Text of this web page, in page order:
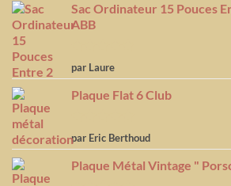
Sac Ordinateur 15 Pouces
ABB
Note5sur
5
par Laure
Plaque Flat 6 Club
Note5 sur
5
par Eric Berthoud
Plaque Métal Vintage "